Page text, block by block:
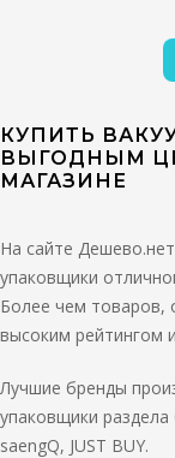
КУПИТЬ
ВЫГОДНЫМ
МАГАЗИНЕ
На сайте
упаковщики
Более чем товаров,
высоким рейтингом
Лучшие бренды
упаковщики
saengQ, JUST BUY.